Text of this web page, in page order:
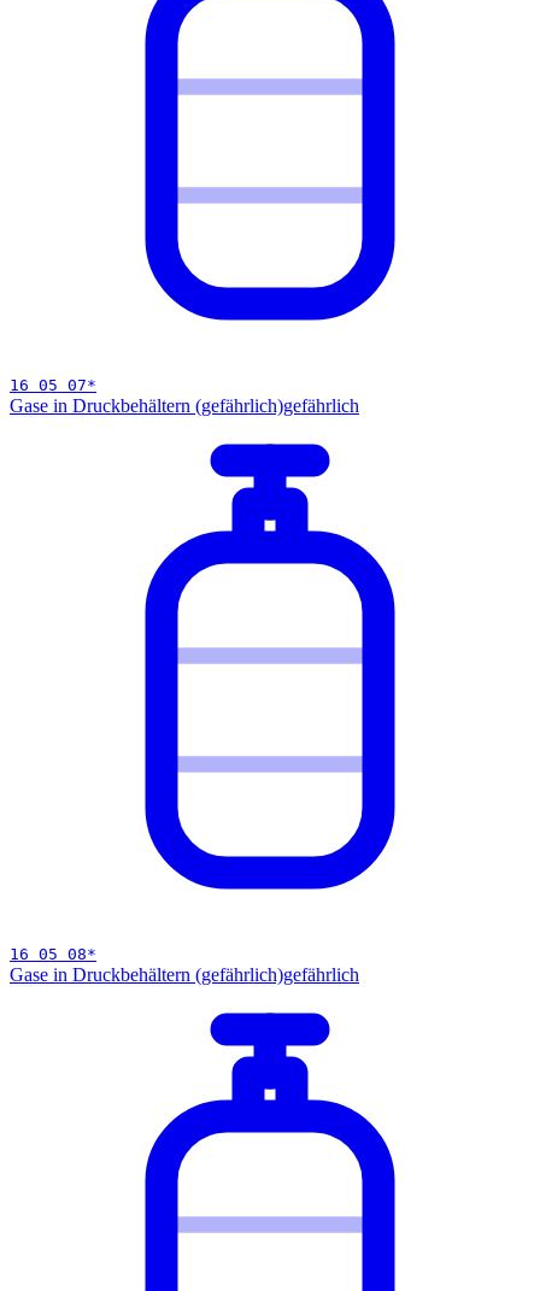
16 05 07*
Gase in Druckbehältern (gefährlich)gefährlich
16 05 08*
Gase in Druckbehältern (gefährlich)gefährlich